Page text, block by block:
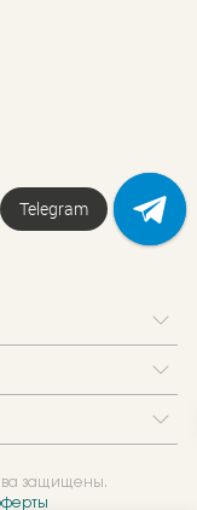
защищены.
Telegram